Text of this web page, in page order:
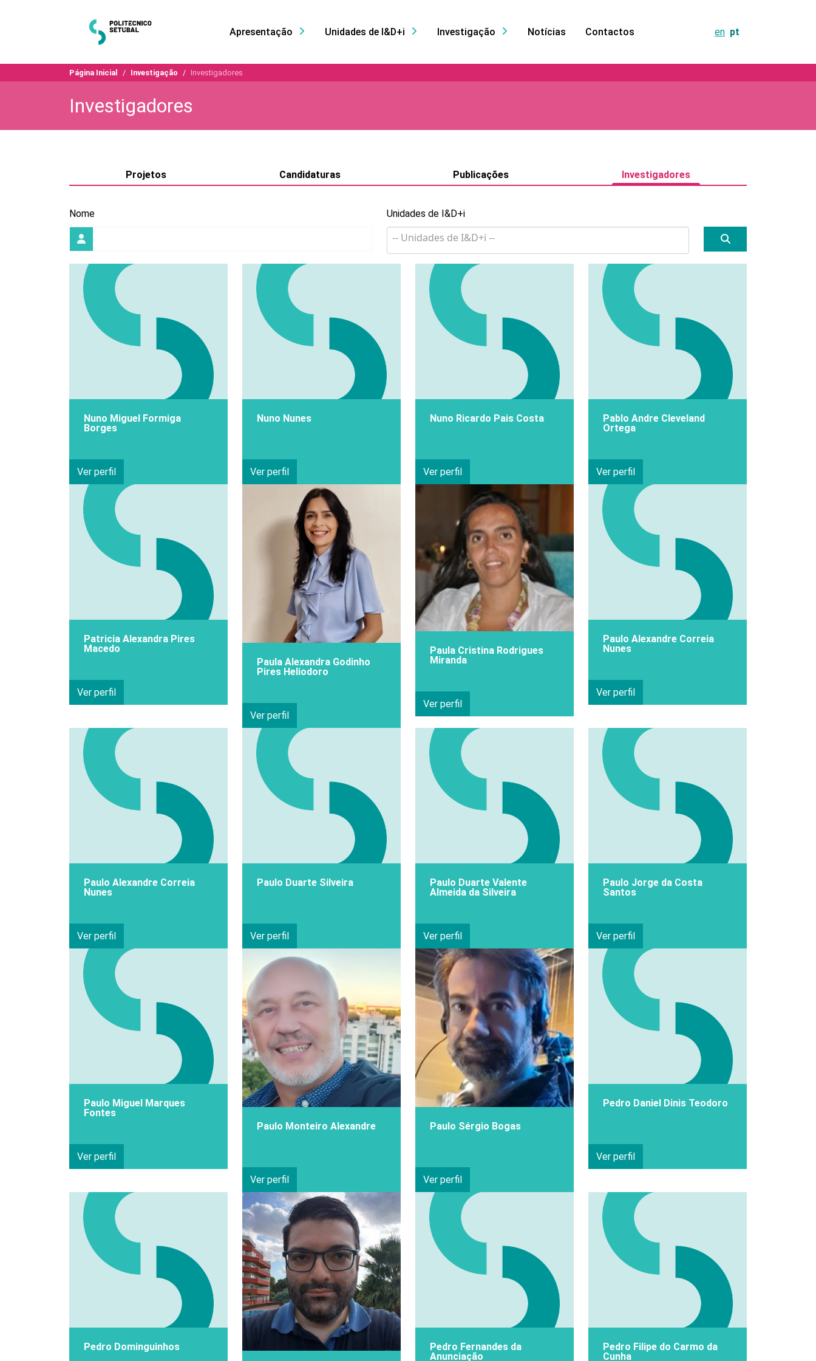
Apresentação Unidades de I&D+i Investigação Notícias Contactos en pt
Página Inicial Investigação Investigadores
Investigadores
Projetos Candidaturas Publicações Investigadores
Nome Unidades de I&D+i
Search
Nuno Miguel Formiga
Borges
Ver perfil
Nuno Nunes
Ver perfil
Nuno Ricardo Pais Costa
Ver perfil
Pablo Andre Cleveland
Ortega
Ver perfil
Patricia Alexandra Pires
Macedo
Ver perfil
Paula Alexandra Godinho
Pires Heliodoro
Ver perfil
Paula Cristina Rodrigues
Miranda
Ver perfil
Paulo Alexandre Correia
Nunes
Ver perfil
Paulo Alexandre Correia
Nunes
Ver perfil
Paulo Duarte Silveira
Ver perfil
Paulo Duarte Valente
Almeida da Silveira
Ver perfil
Paulo Jorge da Costa
Santos
Ver perfil
Paulo Miguel Marques
Fontes
Ver perfil
Paulo Monteiro Alexandre
Ver perfil
Paulo Sérgio Bogas
Ver perfil
Pedro Daniel Dinis Teodoro
Ver perfil
Pedro Dominguinhos
Pedro Fernandes da
Anunciação
Pedro Filipe do Carmo da
Cunha